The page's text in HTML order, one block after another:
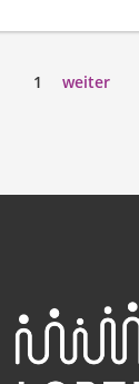
1 weiter